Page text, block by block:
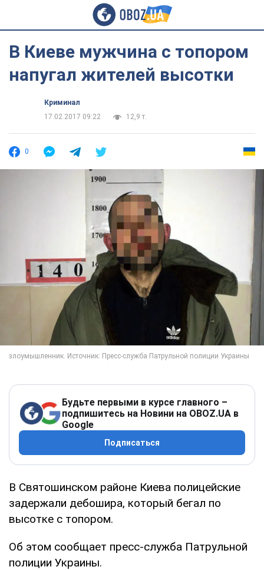
В Киеве мужчина с топором
напугал жителей высотки
Криминал
17.02.2017 09:22
12,9 т.
0
Будьте первыми в курсе главного –
подпишитесь на Новини на OBOZ.UA в
Google
Подписаться
В Святошинском районе Киева полицейские
задержали дебошира, который бегал по
высотке с топором.
Об этом сообщает пресс-служба Патрульной
полиции Украины.